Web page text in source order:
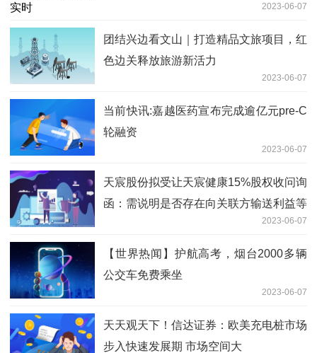
2023-06-07
团结兴边看文山｜打造精品文旅项目，红
色边关释放旅游新活力
2023-06-07
当前快讯:嘉越医药宣布完成逾亿元pre-C
轮融资
2023-06-07
天宸股份拟受让天宸健康15%股权收问询
函：需说明是否存在向关联方输送利益等
2023-06-07
【世界热闻】护航高考，烟台2000多辆
公交车免费乘坐
2023-06-07
天天观天下！信达证券：欧美充电桩市场
步入快速发展期 市场空间大